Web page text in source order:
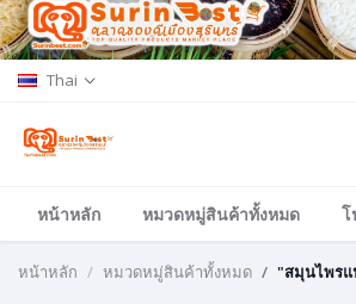
Thai
หน้าหลัก หมวดหมู่สินค้าทั้งหมด โ
หน้าหลัก หมวดหมู่สินค้าทั้งหมด "สมุนไพรแ